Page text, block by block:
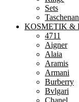
Sets
KOSMETIK &
4711
Aigner
Alaia
Aramis
Armani
Burberry
Bvlgari
Chanel